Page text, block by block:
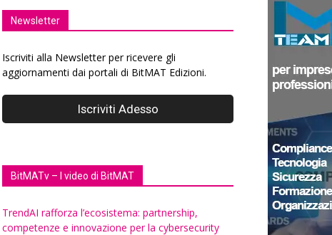
Newsletter
Iscriviti alla Newsletter per ricevere gli
aggiornamenti dai portali di BitMAT Edizioni.
BitMATv – I video di BitMAT
TrendAI rafforza l’ecosistema: partnership,
competenze e innovazione per la cybersecurity